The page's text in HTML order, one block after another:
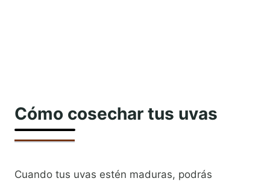
Cómo cosechar tus uvas
Cuando tus uvas estén maduras, podrás